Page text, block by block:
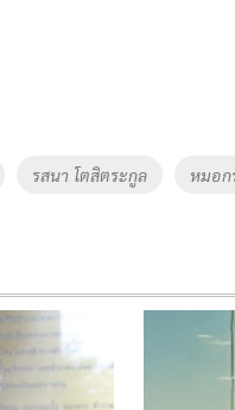
รสนา โตสิตระกูล หมอก